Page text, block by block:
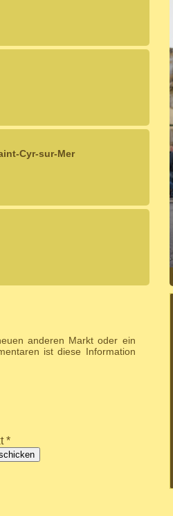
Cyr-sur-Mer
anderen Markt oder ein
ist diese Information
*